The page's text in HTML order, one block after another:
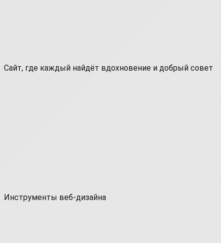
Сайт, где каждый найдёт вдохновение и добрый совет
Инструменты веб-дизайна